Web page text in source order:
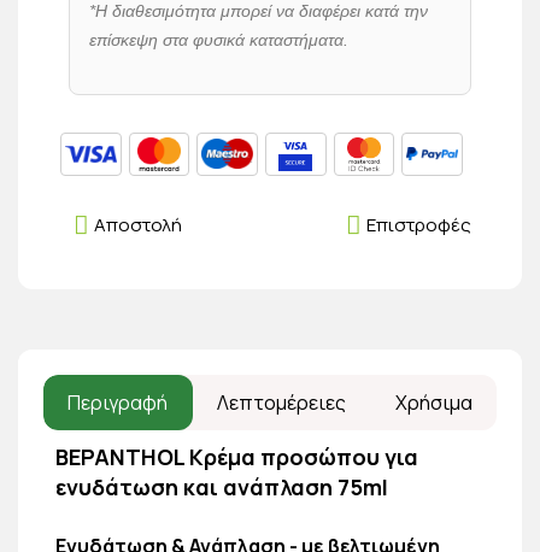
*Η διαθεσιμότητα μπορεί να διαφέρει κατά την
επίσκεψη στα φυσικά καταστήματα.
Επιστροφές
Αποστολή
Περιγραφή Λεπτομέρειες Χρήσιμα
BEPANTHOL Κρέμα προσώπου για
ενυδάτωση και ανάπλαση 75ml
Ενυδάτωση & Ανάπλαση - με βελτιωμένη